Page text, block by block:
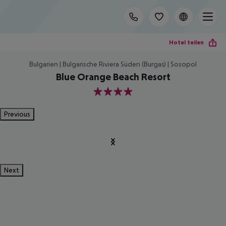
Hotel teilen
Bulgarien | Bulgarische Riviera Süden (Burgas) | Sosopol
Blue Orange Beach Resort
4
Previous
Next